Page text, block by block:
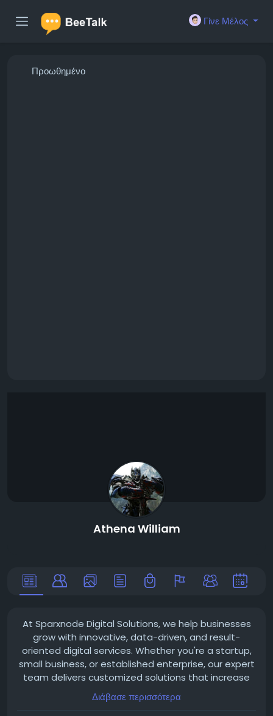
Γίνε Μέλος
Προωθημένο
Athena William
At Sparxnode Digital Solutions, we help businesses
grow with innovative, data-driven, and result-
oriented digital services. Whether you're a startup,
small business, or established enterprise, our expert
team delivers customized solutions that increase
your online visibility, generate quality leads, and
improve customer engagement.
Διάβασε περισσότερα